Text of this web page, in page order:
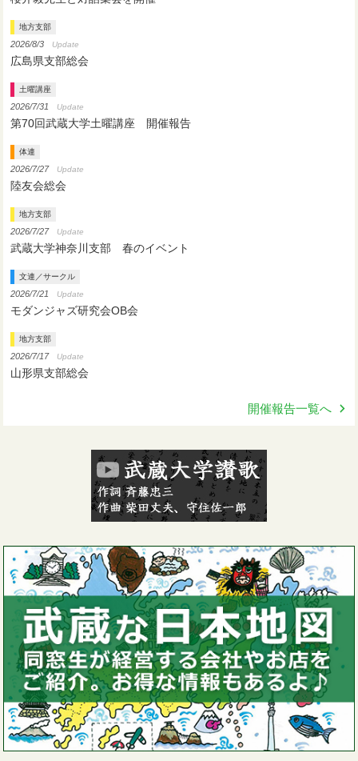
地方支部
2026/8/3 Update
広島県支部総会
土曜講座
2026/7/31 Update
第70回武蔵大学土曜講座 開催報告
体連
2026/7/27 Update
陸友会総会
地方支部
2026/7/27 Update
武蔵大学神奈川支部 春のイベント
文連／サークル
2026/7/21 Update
モダンジャズ研究会OB会
地方支部
2026/7/17 Update
山形県支部総会
開催報告一覧へ